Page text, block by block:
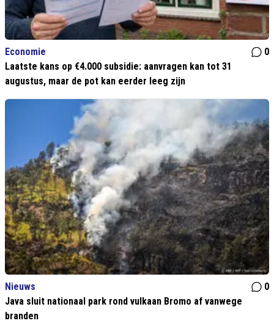
Economie
0
Laatste kans op €4.000 subsidie: aanvragen kan tot 31
augustus, maar de pot kan eerder leeg zijn
Nieuws
0
Java sluit nationaal park rond vulkaan Bromo af vanwege
branden